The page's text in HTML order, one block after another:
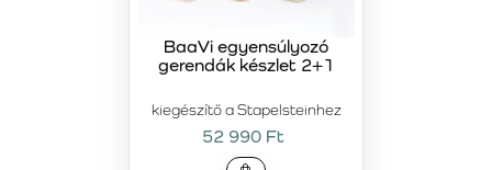
kiegészítő a Stapelsteinhez
BaaVi egyensúlyozó
gerendák készlet 2+1
52 990 Ft